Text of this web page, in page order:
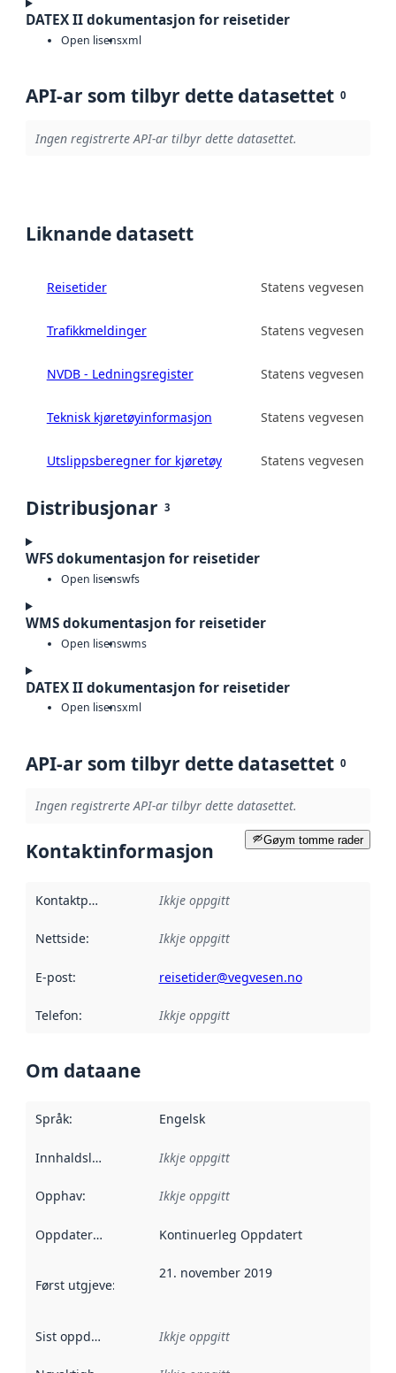
DATEX II dokumentasjon for reisetider
Open lisensxml
API-ar som tilbyr dette datasettet 0
Ingen registrerte API-ar tilbyr dette datasettet.
Liknande datasett
Reisetider Statens vegvesen
Trafikkmeldinger Statens vegvesen
NVDB - Ledningsregister Statens vegvesen
Teknisk kjøretøyinformasjon Statens vegvesen
Utslippsberegner for kjøretøy Statens vegvesen
Distribusjonar 3
WFS dokumentasjon for reisetider
Open lisenswfs
WMS dokumentasjon for reisetider
Open lisenswms
DATEX II dokumentasjon for reisetider
Open lisensxml
API-ar som tilbyr dette datasettet 0
Ingen registrerte API-ar tilbyr dette datasettet.
Gøym tomme rader
Kontaktinformasjon
Kontaktpunkt Ikkje oppgitt
Nettside: Ikkje oppgitt
E-post: reisetider@vegvesen.no
Telefon: Ikkje oppgitt
Om dataane
Språk: Engelsk
Innhaldsleverandørar :
Ikkje oppgitt
Opphav: Ikkje oppgitt
Oppdateringsfrekvens :
Kontinuerleg Oppdatert
Først utgjeve:
21. november 2019
Sist oppdatert Ikkje oppgitt